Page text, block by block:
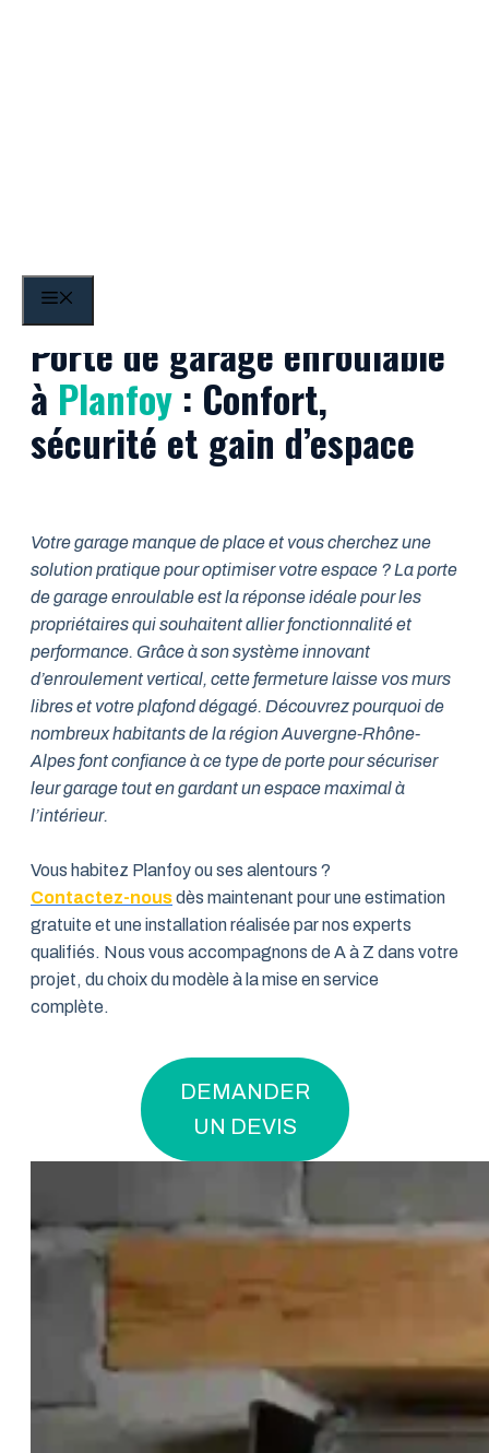
Porte de garage enroulable
à Planfoy: Confort,
sécurité et gain d’espace
Votre garage manque de place et vous cherchez une
solution pratique pour optimiser votre espace ? La porte
de garage enroulable est la réponse idéale pour les
propriétaires qui souhaitent allier fonctionnalité et
performance. Grâce à son système innovant
d’enroulement vertical, cette fermeture laisse vos murs
libres et votre plafond dégagé. Découvrez pourquoi de
nombreux habitants de la région Auvergne-Rhône-
Alpes font confiance à ce type de porte pour sécuriser
leur garage tout en gardant un espace maximal à
l’intérieur.
Vous habitez Planfoy ou ses alentours ?
Contactez-nousdès maintenant pour une estimation
gratuite et une installation réalisée par nos experts
qualifiés. Nous vous accompagnons de A à Z dans votre
projet, du choix du modèle à la mise en service
complète.
DEMANDER
UN DEVIS